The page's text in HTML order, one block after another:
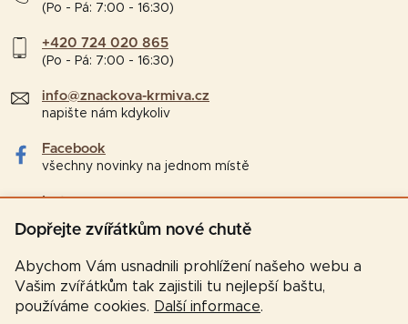
Dopřejte zvířátkům nové chutě
Abychom Vám usnadnili prohlížení našeho webu a
Vašim zvířátkům tak zajistili tu nejlepší baštu,
používáme cookies. Další informace.
(Po - Pá: 7:00 - 16:30)
+420 724 020 865
(Po - Pá: 7:00 - 16:30)
info@znackova-krmiva.cz
napište nám kdykoliv
Facebook
všechny novinky na jednom místě
Instagram
tipy a zajímavosti pro chovatele